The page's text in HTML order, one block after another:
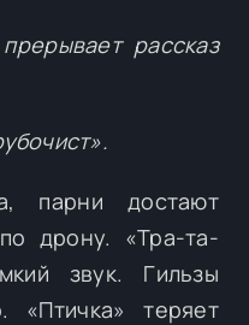
рассказ
парни достают
дрону. «Тра-та-
звук. Гильзы
теряет